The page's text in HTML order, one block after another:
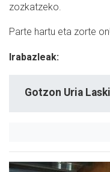
zozkatzeko.
Parte hartu eta zorte
Irabazleak:
Gotzon Uria